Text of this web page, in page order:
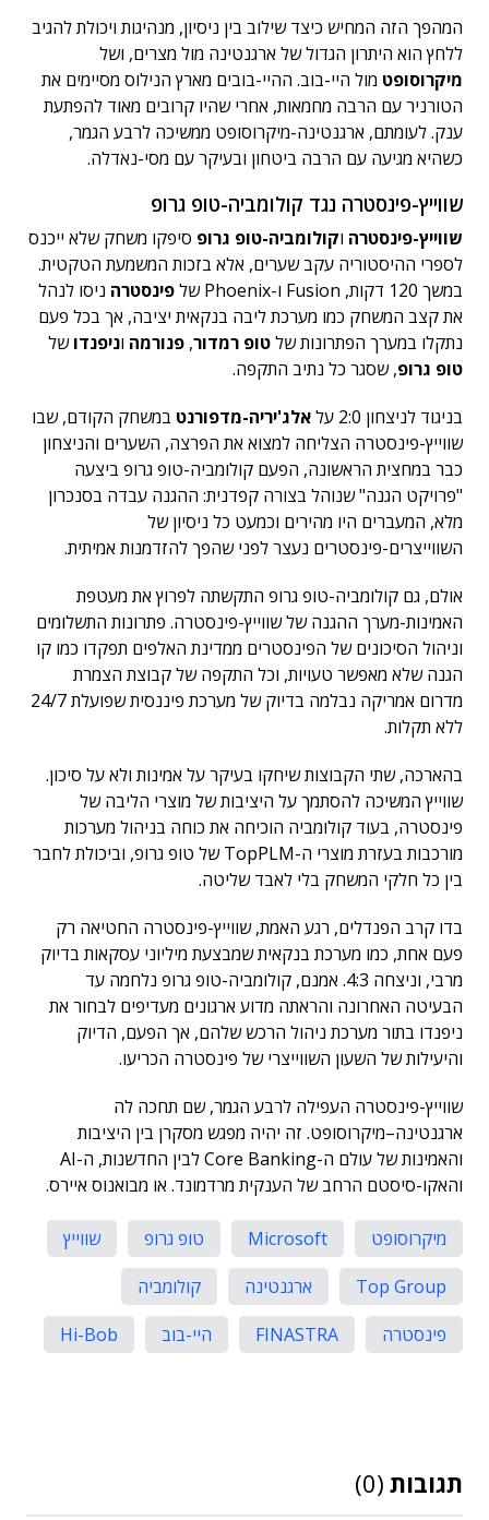
המהפך הזה המחיש כיצד שילוב בין ניסיון, מנהיגות ויכולת להגיב
ללחץ הוא היתרון הגדול של ארגנטינה מול מצרים, ושל
מיקרוסופט מול היי-בוב. ההיי-בובים מארץ הנילוס מסיימים את
הטורניר עם הרבה מחמאות, אחרי שהיו קרובים מאוד להפתעת
ענק. לעומתם, ארגנטינה-מיקרוסופט ממשיכה לרבע הגמר,
כשהיא מגיעה עם הרבה ביטחון ובעיקר עם מסי-נאדלה.
שווייץ-פינסטרה נגד קולומביה-טופ גרופ
שווייץ-פינסטרה וקולומביה-טופ גרופ סיפקו משחק שלא ייכנס
לספרי ההיסטוריה עקב שערים, אלא בזכות המשמעת הטקטית.
במשך 120 דקות, Fusion ו-Phoenix של
פינסטרה ניסו לנהל
את קצב המשחק כמו מערכת ליבה בנקאית יציבה, אך בכל פעם
נתקלו במערך הפתרונות שלטופ רמדור, פנורמה וניפנדושל
טופ גרופ, שסגר כל נתיב התקפה.
בניגוד לניצחון 2:0 על
אלג'יריה-מדפורנט במשחק הקודם, שבו
שווייץ-פינסטרה הצליחה למצוא את הפרצה, השערים והניצחון
כבר במחצית הראשונה, הפעם קולומביה-טופ גרופ ביצעה
"פרויקט הגנה" שנוהל בצורה קפדנית: ההגנה עבדה בסנכרון
מלא, המעברים היו מהירים וכמעט כל ניסיון של
השווייצרים-פינסטרים נעצר לפני שהפך להזדמנות אמיתית.
אולם, גם קולומביה-טופ גרופ התקשתה לפרוץ את מעטפת
האמינות-מערך ההגנה של שווייץ-פינסטרה. פתרונות התשלומים
וניהול הסיכונים של הפינסטרים ממדינת האלפים תפקדו כמו קו
הגנה שלא מאפשר טעויות, וכל התקפה של קבוצת הצמרת
מדרום אמריקה נבלמה בדיוק של מערכת פיננסית שפועלת 24/7
ללא תקלות.
בהארכה, שתי הקבוצות שיחקו בעיקר על אמינות ולא על סיכון.
שווייץ המשיכה להסתמך על היציבות של מוצרי הליבה של
פינסטרה, בעוד קולומביה הוכיחה את כוחה בניהול מערכות
מורכבות בעזרת מוצרי ה-TopPLM של טופ גרופ, וביכולת לחבר
בין כל חלקי המשחק בלי לאבד שליטה.
בדו קרב הפנדלים, רגע האמת, שווייץ-פינסטרה החטיאה רק
פעם אחת, כמו מערכת בנקאית שמבצעת מיליוני עסקאות בדיוק
מרבי, וניצחה 4:3. אמנם, קולומביה-טופ גרופ נלחמה עד
הבעיטה האחרונה והראתה מדוע ארגונים מעדיפים לבחור את
ניפנדו בתור מערכת ניהול הרכש שלהם, אך הפעם, הדיוק
והיעילות של השעון השווייצרי של פינסטרה הכריעו.
שווייץ-פינסטרה העפילה לרבע הגמר, שם תחכה לה
ארגנטינה–מיקרוסופט. זה יהיה מפגש מסקרן בין היציבות
והאמינות של עולם ה-Core Banking לבין החדשנות, ה-AI
והאקו-סיסטם הרחב של הענקית מרדמונד. או מבואנוס איירס.
מיקרוסופט Microsoft טופ גרופ
שווייץ
Top Group
ארגנטינה
קולומביה
פינסטרה
FINASTRA היי-בוב Hi-Bob
תגובות (0)